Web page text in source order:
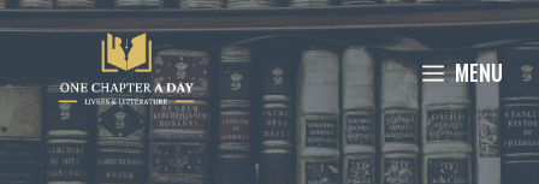
Aller
contenu
MENU